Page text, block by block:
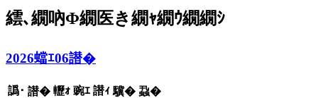
繧､繝吶Φ繝医き繝ｬ繝ｳ繝繝ｼ
2026蟷ｴ06譛�
譌･ 譛� 轣ｫ 豌ｴ 譛ｨ 驥� 蝨�